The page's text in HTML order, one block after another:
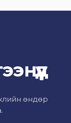
өндөр